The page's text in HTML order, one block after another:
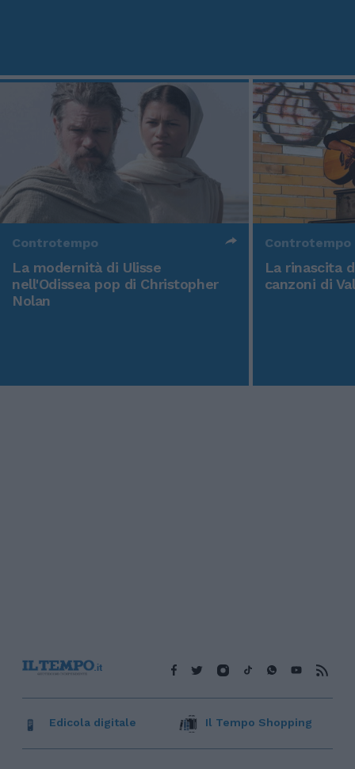
Controtempo
La modernità di Ulisse
nell'Odissea pop di Christopher
Nolan
Controtempo
La rinascita
canzoni di
Edicola digitale Il Tempo Shopping